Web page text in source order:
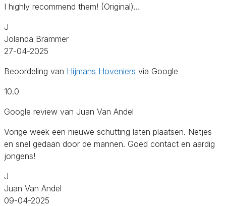
I highly recommend them! (Original)…
J
Jolanda Brammer
27-04-2025
Beoordeling van Hijmans Hoveniers via Google
10.0
Google review van Juan Van Andel
Vorige week een nieuwe schutting laten plaatsen. Netjes
en snel gedaan door de mannen. Goed contact en aardig
jongens!
J
Juan Van Andel
09-04-2025